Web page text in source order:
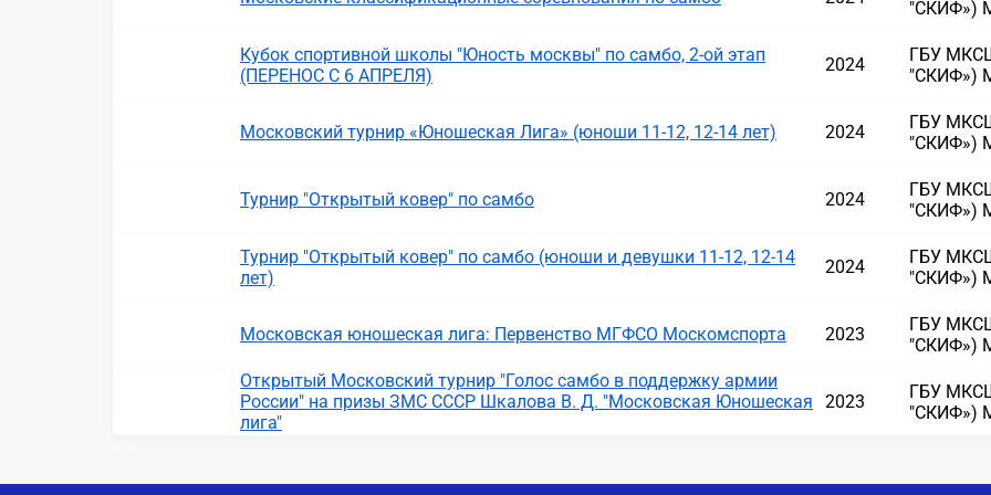
"СКИФ»)
Кубок спортивной школы "Юность москвы" по самбо, 2-ой этап
(ПЕРЕНОС С 6 АПРЕЛЯ)
2024
ГБУ
"СКИФ»)
Московский турнир «Юношеская Лига» (юноши 11-12, 12-14 лет) 2024
ГБУ
"СКИФ»)
Турнир "Открытый ковер" по самбо 2024
ГБУ
"СКИФ»)
Турнир "Открытый ковер" по самбо (юноши и девушки 11-12, 12-14
лет)
2024
ГБУ
"СКИФ»)
Московская юношеская лига: Первенство МГФСО Москомспорта 2023
ГБУ
"СКИФ»)
Открытый Московский турнир "Голос самбо в поддержку армии
России" на призы ЗМС СССР Шкалова В. Д. "Московская Юношеская
лига"
2023
ГБУ
"СКИФ»)